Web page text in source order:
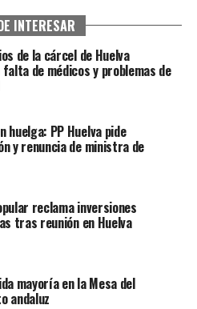
INTERESAR
de la cárcel de Huelva
falta de médicos y problemas de
huelga: PP Huelva pide
y renuncia de ministra de
reclama inversiones
tras reunión en Huelva
mayoría en la Mesa del
andaluz